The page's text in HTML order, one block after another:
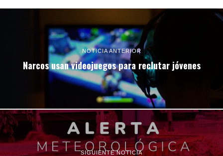
NOTICIA ANTERIOR
Narcos usan videojuegos para reclutar jóvenes
SIGUIENTE NOTICIA